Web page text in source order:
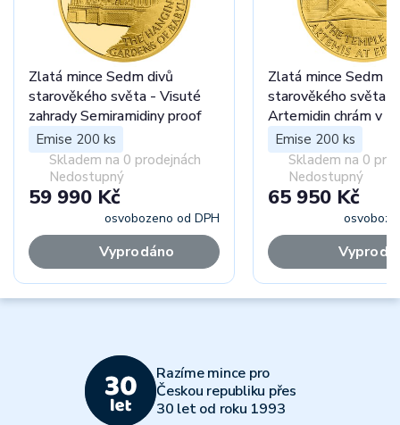
Zlatá mince Sedm divů
starověkého světa - Visuté
zahrady Semiramidiny proof
Emise 200 ks
Skladem na 0 prodejnách
Nedostupný
59 990 Kč
osvobozeno od DPH
Vyprodáno
Zlatá mince Sedm
starověkého světa -
Artemidin chrám v
proof
Emise 200 ks
Skladem na 0
Nedostupný
65 950 Kč
Razíme mince pro
Českou republiku přes
30 let od roku 1993